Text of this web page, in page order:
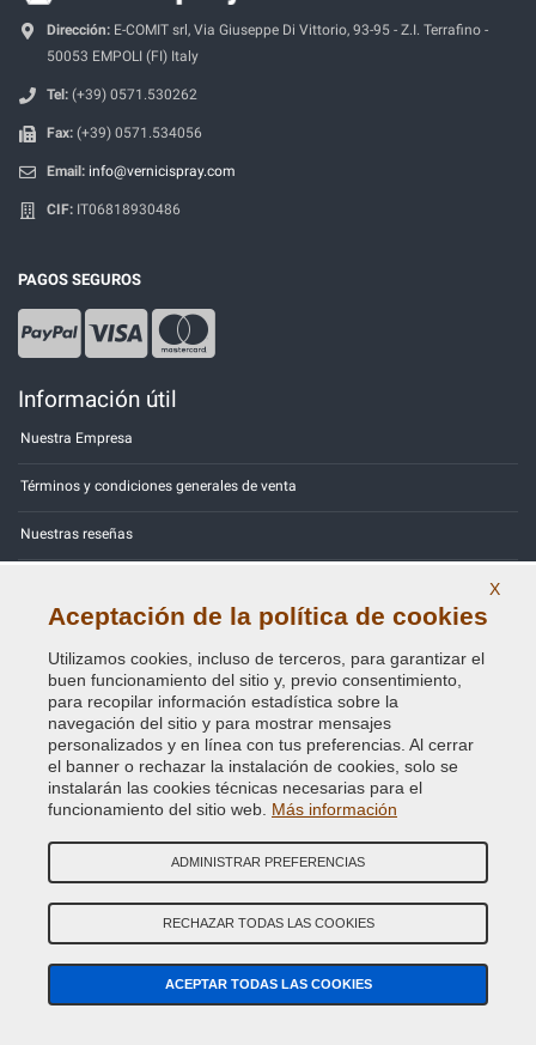
Dirección: E-COMIT srl, Via Giuseppe Di Vittorio, 93-95 - Z.I. Terrafino -
50053 EMPOLI (FI) Italy
Tel: (+39) 0571.530262
Fax: (+39) 0571.534056
Email: info@vernicispray.com
CIF: IT06818930486
PAGOS SEGUROS
Información útil
Nuestra Empresa
Términos y condiciones generales de venta
Nuestras reseñas
Contactos
Códigos de color
Política de Privacidad - RGPD
Copyright © 2014 - 2026. All Rights Reserved.
Visitantes En Línea: 428
Credits:E-COMIT
X
Aceptación de la política de cookies
Utilizamos cookies, incluso de terceros, para garantizar el
buen funcionamiento del sitio y, previo consentimiento,
para recopilar información estadística sobre la
navegación del sitio y para mostrar mensajes
personalizados y en línea con tus preferencias. Al cerrar
el banner o rechazar la instalación de cookies, solo se
instalarán las cookies técnicas necesarias para el
funcionamiento del sitio web. Más información
ADMINISTRAR PREFERENCIAS
RECHAZAR TODAS LAS COOKIES
ACEPTAR TODAS LAS COOKIES